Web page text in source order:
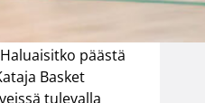
päästä
Basket
tulevalla